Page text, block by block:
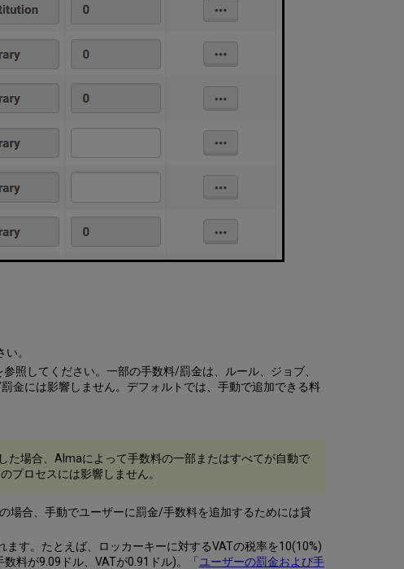
計
ト
ン
ザ
ク
シ
ョ
ン
ID
設
定
。
参照してください。一部の手数料/罰金は、ルール、ジョブ、
金には影響しません。デフォルトでは、手動で追加できる料
た場合、Almaによって手数料の一部またはすべてが自動で
プロセスには影響しません。
場合、手動でユーザーに罰金/手数料を追加するためには貸
す。たとえば、ロッカーキーに対するVATの税率を10(10%)
料が9.09ドル、VATが0.91ドル)。「ユーザーの罰金および手